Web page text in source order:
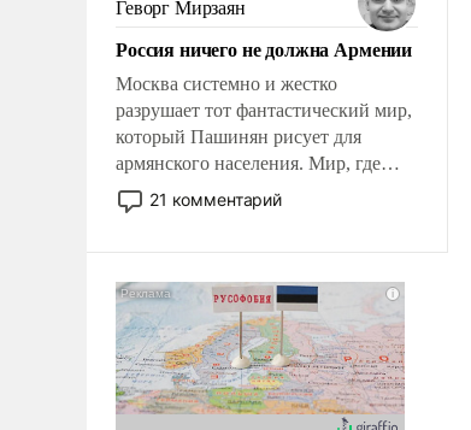
Китаем.
Геворг Мирзаян
Россия ничего не должна Армении
Москва системно и жестко
разрушает тот фантастический мир,
который Пашинян рисует для
армянского населения. Мир, где
политические прожекты будут
безусловно оплачиваться за счет
нужно отвечать.
21 комментарий